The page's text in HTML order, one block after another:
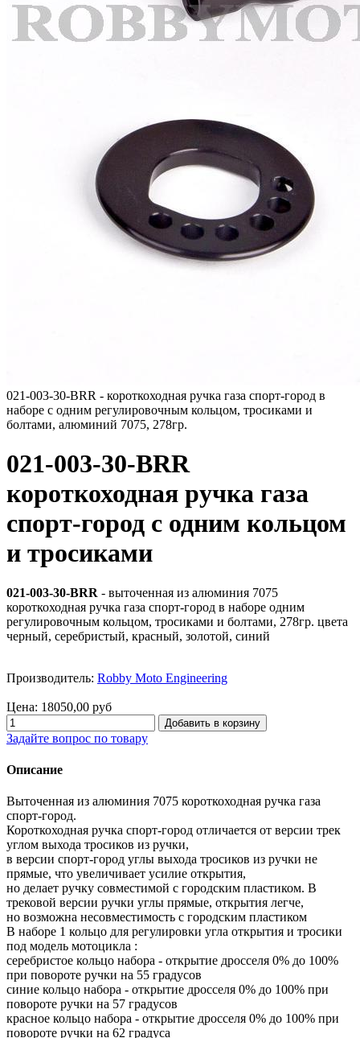
021-003-30-BRR - короткоходная ручка газа спорт-город в
наборе с одним регулировочным кольцом, тросиками и
болтами, алюминий 7075, 278гр.
021-003-30-BRR
короткоходная ручка газа
спорт-город с одним кольцом
и тросиками
021-003-30-BRR - выточенная из алюминия 7075
короткоходная ручка газа спорт-город в наборе одним
регулировочным кольцом, тросиками и болтами, 278гр. цвета
черный, серебристый, красный, золотой, синий
Производитель: Robby Moto Engineering
Цена: 18050,00 руб
Задайте вопрос по товару
Описание
Выточенная из алюминия 7075 короткоходная ручка газа
спорт-город.
Короткоходная ручка спорт-город отличается от версии трек
углом выхода тросиков из ручки,
в версии спорт-город углы выхода тросиков из ручки не
прямые, что увеличивает усилие открытия,
но делает ручку совместимой с городским пластиком. В
трековой версии ручки углы прямые, открытия легче,
но возможна несовместимость с городским пластиком
В наборе 1 кольцо для регулировки угла открытия и тросики
под модель мотоцикла :
серебристое кольцо набора - открытие дросселя 0% до 100%
при повороте ручки на 55 градусов
синие кольцо набора - открытие дросселя 0% до 100% при
повороте ручки на 57 градусов
красное кольцо набора - открытие дросселя 0% до 100% при
повороте ручки на 62 градуса